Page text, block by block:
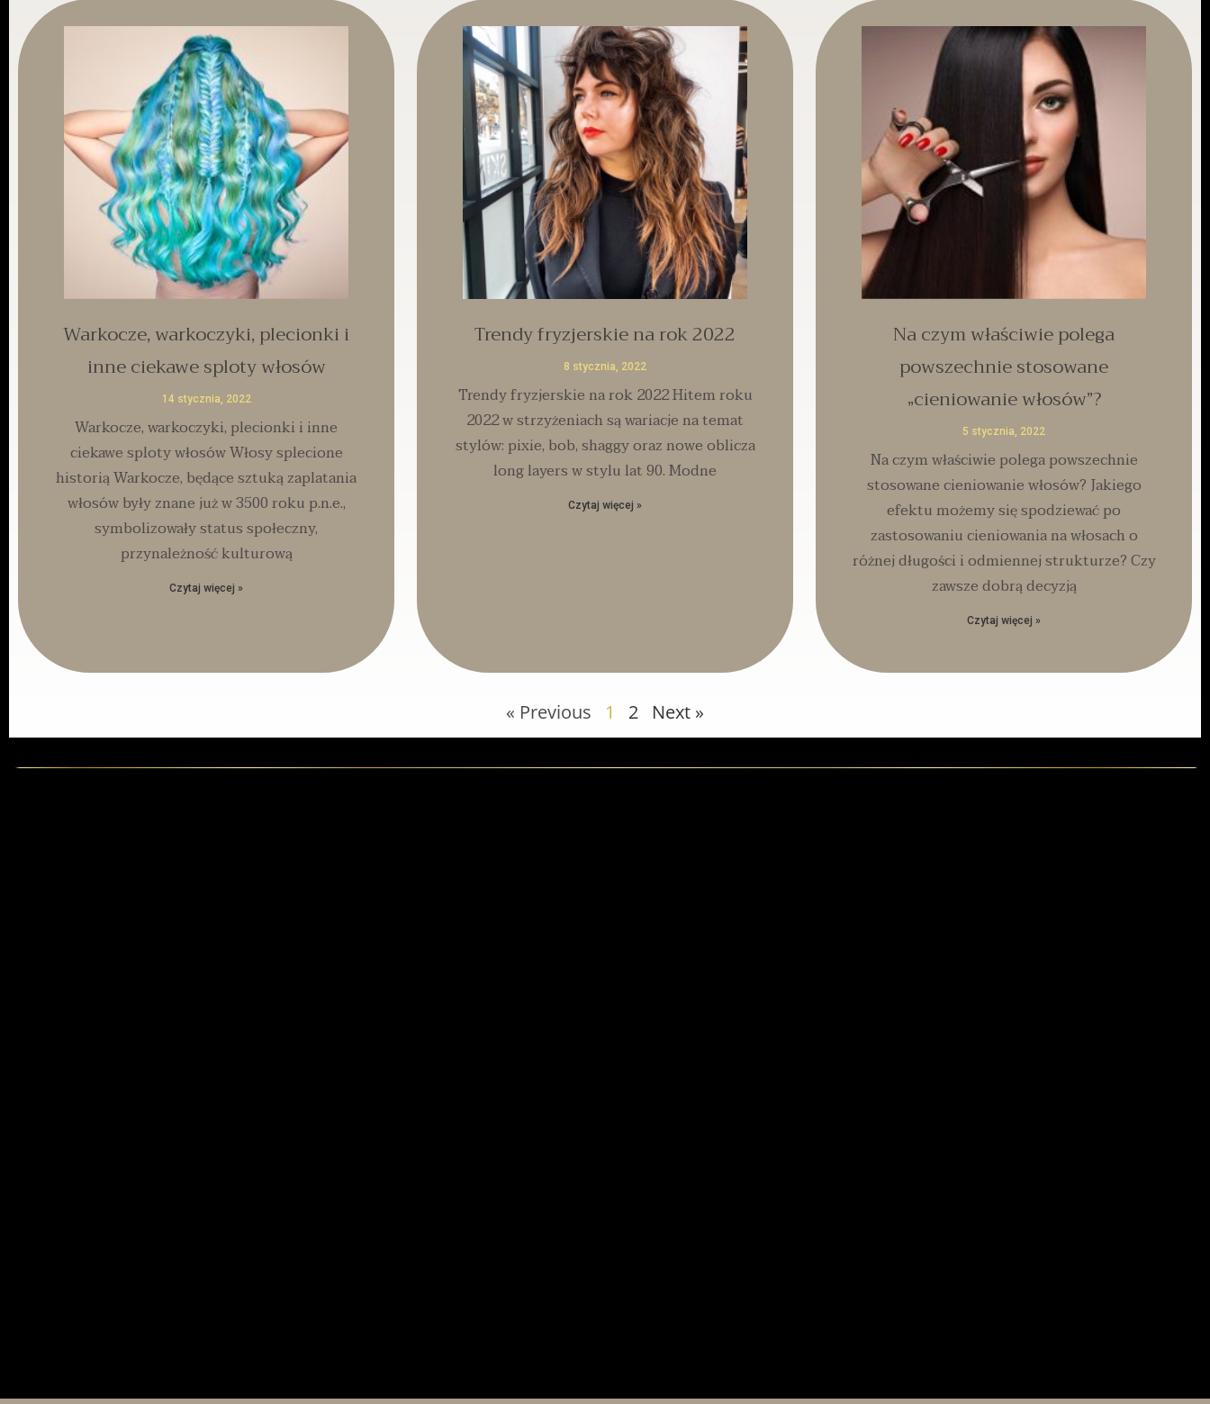
Warkocze, warkoczyki, plecionki i
inne ciekawe sploty włosów
14 stycznia, 2022
Warkocze, warkoczyki, plecionki i inne
ciekawe sploty włosów Włosy splecione
historią Warkocze, będące sztuką zaplatania
włosów były znane już w 3500 roku p.n.e.,
symbolizowały status społeczny,
przynależność kulturową
Czytaj więcej »
Trendy fryzjerskie na rok 2022
8 stycznia, 2022
Trendy fryzjerskie na rok 2022 Hitem roku
2022 w strzyżeniach są wariacje na temat
stylów: pixie, bob, shaggy oraz nowe oblicza
long layers w stylu lat 90. Modne
Czytaj więcej »
Na czym właściwie polega
powszechnie stosowane
„cieniowanie włosów”?
5 stycznia, 2022
Na czym właściwie polega powszechnie
stosowane cieniowanie włosów? Jakiego
efektu możemy się spodziewać po
zastosowaniu cieniowania na włosach o
różnej długości i odmiennej strukturze? Czy
zawsze dobrą decyzją
Czytaj więcej »
« Previous 1 2 Next »